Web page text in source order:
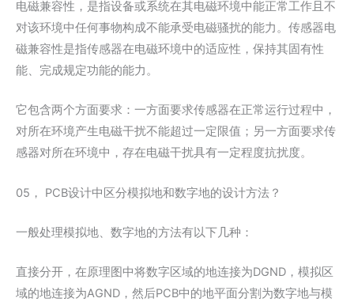
电磁兼容性，是指设备或系统在其电磁环境中能正常工作且不
对该环境中任何事物构成不能承受电磁骚扰的能力。传感器电
磁兼容性是指传感器在电磁环境中的适应性，保持其固有性
能、完成规定功能的能力。
它包含两个方面要求：一方面要求传感器在正常运行过程中，
对所在环境产生电磁干扰不能超过一定限值；另一方面要求传
感器对所在环境中，存在电磁干扰具有一定程度抗扰度。
05， PCB设计中区分模拟地和数字地的设计方法？
一般处理模拟地、数字地的方法有以下几种：
直接分开，在原理图中将数字区域的地连接为DGND，模拟区
域的地连接为AGND，然后PCB中的地平面分割为数字地与模